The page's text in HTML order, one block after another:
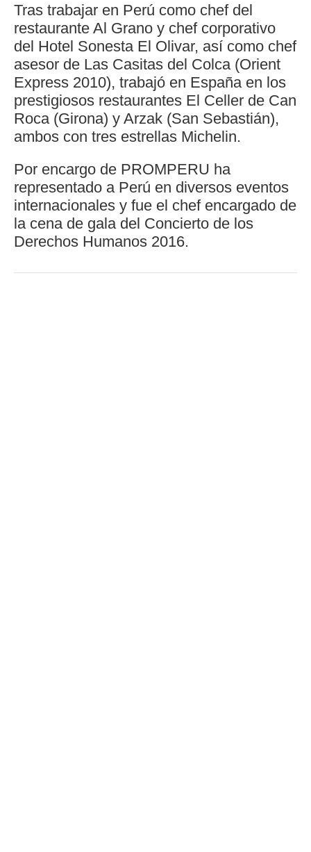
Tras trabajar en Perú como chef del
restaurante Al Grano y chef corporativo
del Hotel Sonesta El Olivar, así como chef
asesor de Las Casitas del Colca (Orient
Express 2010), trabajó en España en los
prestigiosos restaurantes El Celler de Can
Roca (Girona) y Arzak (San Sebastián),
ambos con tres estrellas Michelin.
Por encargo de PROMPERU ha
representado a Perú en diversos eventos
internacionales y fue el chef encargado de
la cena de gala del Concierto de los
Derechos Humanos 2016.